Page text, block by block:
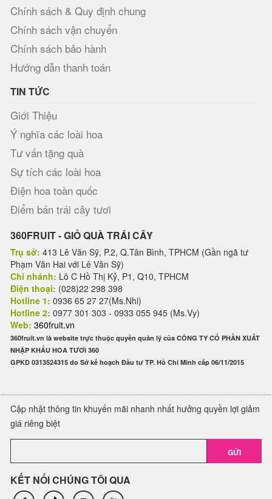
Chính sách & Quy định chung
Chính sách vận chuyển
Chính sách bảo hành
Hướng dẫn thanh toán
TIN TỨC
Giới Thiệu
Ý nghĩa các loài hoa
Tư vấn tặng quà
Sự tích các loài hoa
Điện hoa toàn quốc
Điểm bán trái cây tươi
360FRUIT - GIỎ QUÀ TRÁI CÂY
Trụ sở: 413 Lê Văn Sỹ, P.2, Q.Tân Bình, TPHCM (Gần ngã tư
Phạm Văn Hai với Lê Văn Sỹ)
Chi nhánh: Lô C Hồ Thị Kỷ, P1, Q10, TPHCM
Điện thoại: (028)22 298 398
Hotline 1: 0936 65 27 27(Ms.Nhi)
Hotline 2: 0977 301 303 - 0933 055 945 (Ms.Vy)
Web: 360fruit.vn
360fruit.vn là website trực thuộc quyền quản lý của CÔNG TY CỔ PHẦN XUẤT
NHẬP KHẨU HOA TƯƠI 360
GPKD 0313524315 do Sở kế hoạch Đầu tư TP. Hồ Chí Minh cấp 06/11/2015
Cập nhật thông tin khuyến mãi nhanh nhất hưởng quyền lợi giảm
giá riêng biệt
GỬI
KẾT NỐI CHÚNG TÔI QUA